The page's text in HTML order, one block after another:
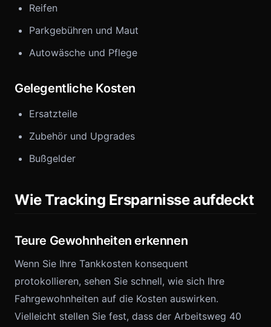
Reifen
Parkgebühren und Maut
Autowäsche und Pflege
Gelegentliche Kosten
Ersatzteile
Zubehör und Upgrades
Bußgelder
Wie Tracking Ersparnisse aufdeckt
Teure Gewohnheiten erkennen
Wenn Sie Ihre Tankkosten konsequent
protokollieren, sehen Sie schnell, wie sich Ihre
Fahrgewohnheiten auf die Kosten auswirken.
Vielleicht stellen Sie fest, dass der Arbeitsweg 40